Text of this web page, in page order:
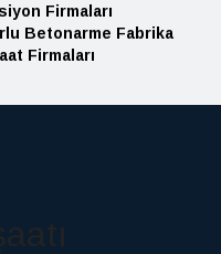
Firmaları
Betonarme Fabrika
Firmaları